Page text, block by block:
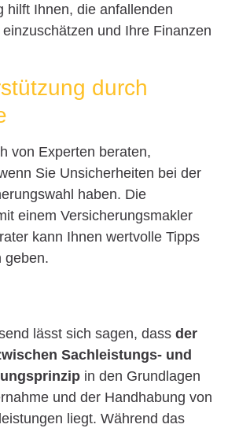
hilft Ihnen, die anfallenden
und Ihre Finanzen
durch
von Experten beraten,
Sie Unsicherheiten bei der
haben. Die
einem Versicherungsmakler
kann Ihnen wertvolle Tipps
geben.
lässt sich sagen, dass der
Sachleistungs- und
in den Grundlagen
und der Handhabung von
liegt. Während das